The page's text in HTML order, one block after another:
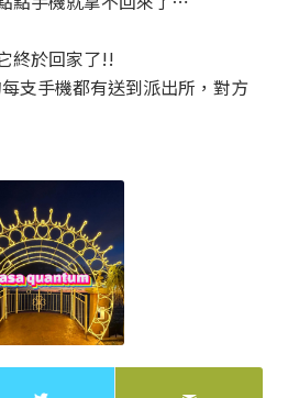
終於回家了!!
支手機都有送到派出所，對方